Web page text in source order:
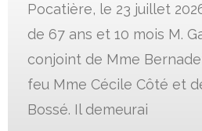
Pocatière, le 23 juillet
de 67 ans et 10 mois M.
conjoint de Mme
feu Mme Cécile Côté et
Bossé. Il demeurai